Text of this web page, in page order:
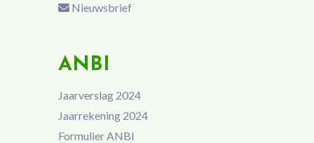
Nieuwsbrief
ANBI
Jaarverslag 2024
Jaarrekening 2024
Formulier ANBI